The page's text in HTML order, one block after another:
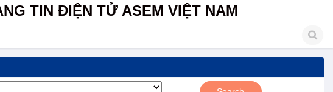
TIN ĐIỆN TỬ ASEM VIỆT NAM